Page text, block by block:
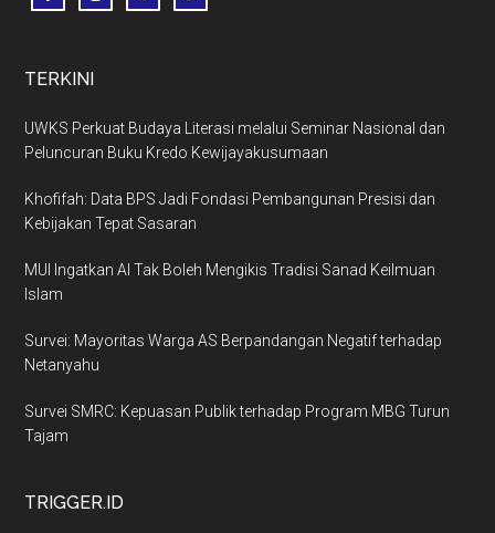
TERKINI
UWKS Perkuat Budaya Literasi melalui Seminar Nasional dan
Peluncuran Buku Kredo Kewijayakusumaan
Khofifah: Data BPS Jadi Fondasi Pembangunan Presisi dan
Kebijakan Tepat Sasaran
MUI Ingatkan AI Tak Boleh Mengikis Tradisi Sanad Keilmuan
Islam
Survei: Mayoritas Warga AS Berpandangan Negatif terhadap
Netanyahu
Survei SMRC: Kepuasan Publik terhadap Program MBG Turun
Tajam
TRIGGER.ID